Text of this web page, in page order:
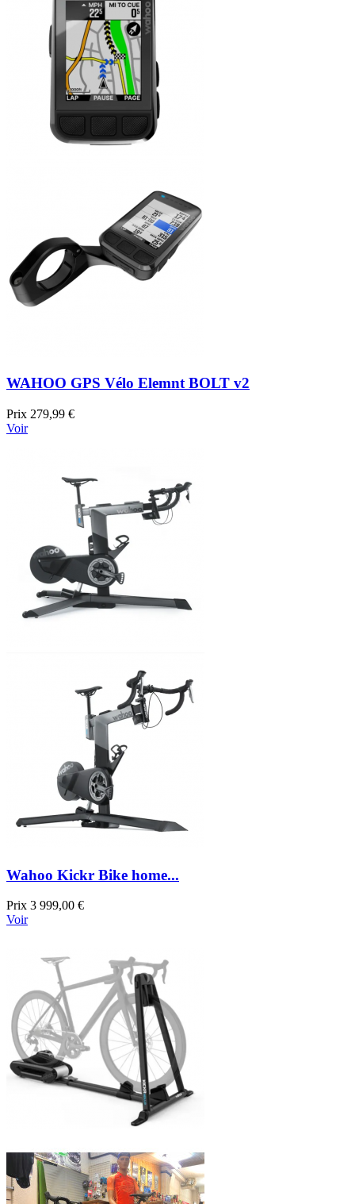
WAHOO GPS Vélo Elemnt BOLT v2
Prix 279,99 €
Voir
Wahoo Kickr Bike home...
Prix 3 999,00 €
Voir